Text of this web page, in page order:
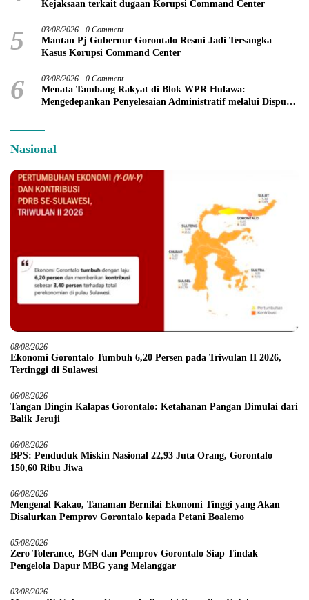
Kejaksaan terkait dugaan Korupsi Command Center
5 03/08/2026 0 Comment
Mantan Pj Gubernur Gorontalo Resmi Jadi Tersangka
Kasus Korupsi Command Center
6 03/08/2026 0 Comment
Menata Tambang Rakyat di Blok WPR Hulawa:
Mengedepankan Penyelesaian Administratif melalui Dispute
Nasional
08/08/2026
Ekonomi Gorontalo Tumbuh 6,20 Persen pada Triwulan II 2026,
Tertinggi di Sulawesi
06/08/2026
Tangan Dingin Kalapas Gorontalo: Ketahanan Pangan Dimulai dari
Balik Jeruji
06/08/2026
BPS: Penduduk Miskin Nasional 22,93 Juta Orang, Gorontalo
150,60 Ribu Jiwa
06/08/2026
Mengenal Kakao, Tanaman Bernilai Ekonomi Tinggi yang Akan
Disalurkan Pemprov Gorontalo kepada Petani Boalemo
05/08/2026
Zero Tolerance, BGN dan Pemprov Gorontalo Siap Tindak
Pengelola Dapur MBG yang Melanggar
03/08/2026